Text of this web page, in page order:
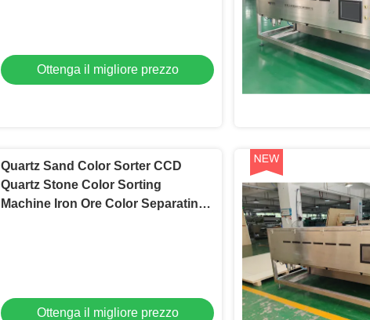
Ottenga il migliore prezzo
Quartz Sand Color Sorter CCD
Quartz Stone Color Sorting
Machine Iron Ore Color Separating
Ottenga il migliore prezzo